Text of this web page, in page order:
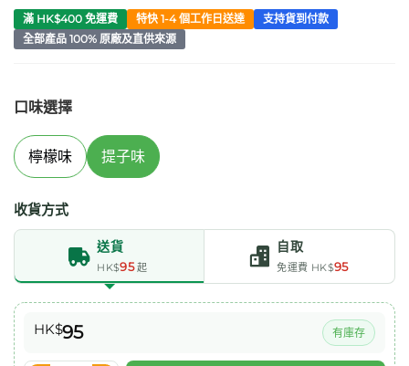
滿 HK$400 免運費 特快 1-4 個工作日送達
支持貨到付款
全部產品 100% 原廠及直供來源
口味選擇
檸檬味 提子味
收貨方式
送貨
HK$95起
自取
免運費 HK$95
HK$95 有庫存